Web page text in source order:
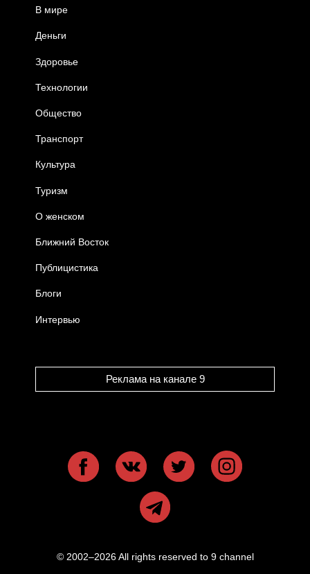
В мире
Деньги
Здоровье
Технологии
Общество
Транспорт
Культура
Туризм
О женском
Ближний Восток
Публицистика
Блоги
Интервью
Реклама на канале 9
© 2002–2026 All rights reserved to 9 channel